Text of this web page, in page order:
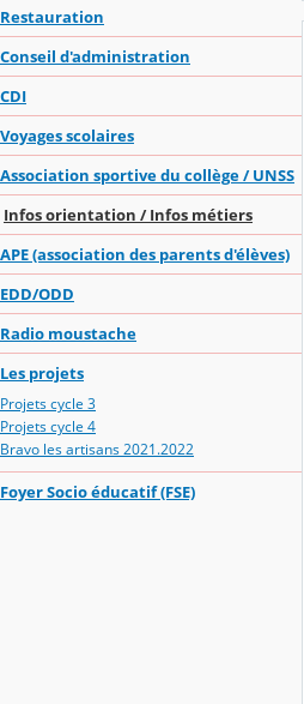
Restauration
Conseil d'administration
CDI
Voyages scolaires
Association sportive du collège / UNSS
Infos orientation / Infos métiers
APE (association des parents d'élèves)
EDD/ODD
Radio moustache
Les projets
Projets cycle 3
Projets cycle 4
Bravo les artisans 2021.2022
Foyer Socio éducatif (FSE)